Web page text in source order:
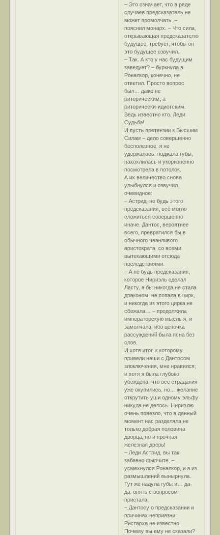
– Это означает, что в ряде
случаев предсказатель не
может промолчать, –
пояснил монарх. – Что сила,
открывающая предсказателю
будущее, требует, чтобы он
это будущее озвучил.
– Так. А кто у нас будущим
заведует? – буркнула я.
Роналкор, конечно, не
ответил. Просто вопрос
был… даже не
риторическим, а
риторически-идиотским.
Ведь известно кто. Леди
Судьба!
И пусть претензии к Высшим
Силам – дело совершенно
бесполезное, я не
удержалась: поджала губы,
нахохлилась и укоризненно
посмотрела в потолок.
А их величество снова
улыбнулся и озвучил
очевидное:
– Астрид, не будь этого
предсказания, всё могло
сложиться совершенно
иначе. Дантос, вероятнее
всего, превратился бы в
обычного чванливого
аристократа, со всеми
вытекающими отсюда
последствиями.
– А не будь предсказания,
которое Нириэль сделал
Ласту, я бы никогда не стала
драконом, не попала в цирк,
и никогда из этого цирка не
сбежала… – продолжила
императорскую мысль я, и
замолчала, ибо цепочка
рассуждений была ясна без
слов.
И хотя итог, к которому
привели наши с Дантосом
злоключения, мне нравился;
и хотя я была глубоко
убеждена, что все страдания
уже окупились, но… желание
открутить уши одному эльфу
никуда не делось. Нириэлю
очень повезло, что в данный
момент нас разделяла не
только добрая половина
дворца, но и прочная
железная дверь!
– Леди Астрид, вы так
забавно фырчите, –
усмехнулся Роналкор, и я из
размышлений вынырнула.
Тут же надула губы и… да-
да, опять с вопросом
пристала.
– Дантосу о предсказании и
причинах неприязни
Ристарха не известно.
Почему вы ему не сказали?